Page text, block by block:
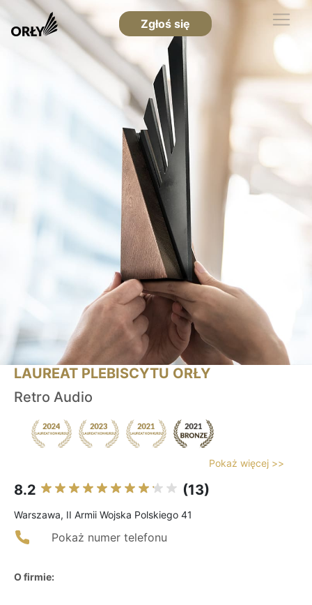
Zgłoś się
LAUREAT PLEBISCYTU ORŁY
Retro Audio
Pokaż więcej >>
8.2 (13)
Warszawa, II Armii Wojska Polskiego 41
Pokaż numer telefonu
O firmie: